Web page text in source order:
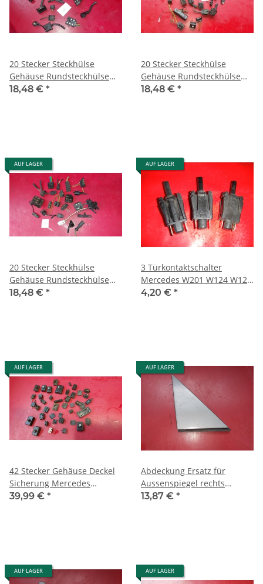
20 Stecker Steckhülse
Gehäuse Rundsteckhülse
Porsche Mercedes W126
18,48 € *
20 Stecker Steckhülse
Gehäuse Rundsteckhülse
Porsche Mercedes W126
18,48 € *
AUF LAGER
20 Stecker Steckhülse
Gehäuse Rundsteckhülse
Porsche Mercedes W126
18,48 € *
AUF LAGER
3 Türkontaktschalter
Mercedes W201 W124 W126
R107 W116 R129 W140
4,20 € *
AUF LAGER
42 Stecker Gehäuse Deckel
Sicherung Mercedes
Porsche Oldtimer R107
39,99 € *
AUF LAGER
Abdeckung Ersatz für
Aussenspiegel rechts
Mercedes W126 SE SEL
13,87 € *
AUF LAGER AUF LAGER